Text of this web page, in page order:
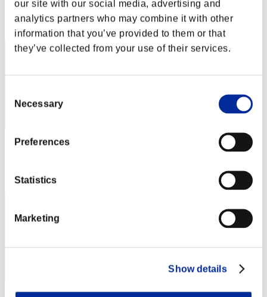
our site with our social media, advertising and
analytics partners who may combine it with other
information that you’ve provided to them or that
they’ve collected from your use of their services.
Selection
Necessary
Preferences
Statistics
Marketing
Show details
Posizione
12
Punteggio: -
13